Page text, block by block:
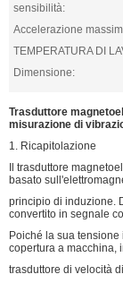
sensibilità:
Accelerazione
TEMPERATURA DI
Dimensione:
Trasduttore
misurazione di
1. Ricapitolazione
Il trasduttore
basato
principio di induzione.
convertito in segnale
Poiché la sua
copertura a macchina,
trasduttore di velocità